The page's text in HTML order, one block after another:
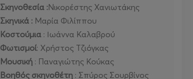
Σκηνοθεσία :Νικορέστης Χανιωτάκης
Σκηνικά : Μαρία Φιλίππου
Κοστούμια : Ιωάννα Καλαβρού
Φωτισμοί: Χρήστος Τζιόγκας
Μουσική : Παναγιώτης Κούκας
Βοηθός σκηνοθέτη : Σπύρος Σουρβίνος